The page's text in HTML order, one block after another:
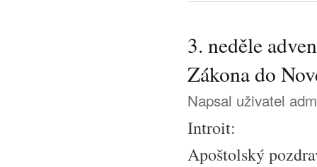
3. neděle
Zákona do
Napsal uživatel
Introit:
Apoštolský